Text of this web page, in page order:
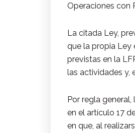
Operaciones con
La citada Ley,
que la propia Ley
previstas en la
las actividades y,
Por regla
en el artículo 17
en que, al